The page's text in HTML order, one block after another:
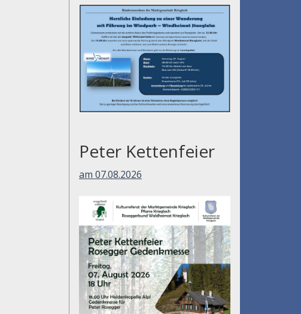
Peter Kettenfeier
am 07.08.2026